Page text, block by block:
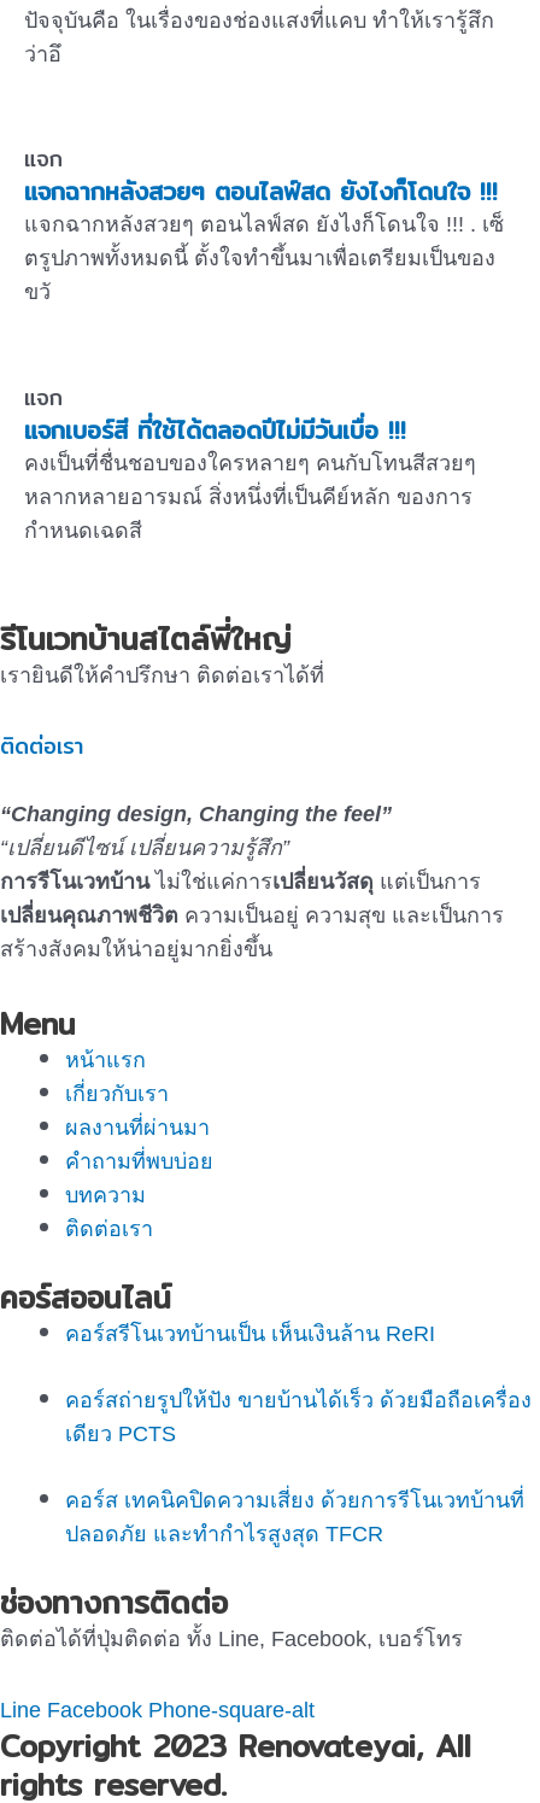
ปัจจุบันคือ ในเรื่องของช่องแสงที่แคบ ทำให้เรารู้สึก
ว่าอึ
แจก
แจกฉากหลังสวยๆ ตอนไลฟ์สด ยังไงก็โดนใจ !!!
แจกฉากหลังสวยๆ ตอนไลฟ์สด ยังไงก็โดนใจ !!! . เซ็
ตรูปภาพทั้งหมดนี้ ตั้งใจทำขึ้นมาเพื่อเตรียมเป็นของ
ขวั
แจก
แจกเบอร์สี ที่ใช้ได้ตลอดปีไม่มีวันเบื่อ !!!
คงเป็นที่ชื่นชอบของใครหลายๆ คนกับโทนสีสวยๆ
หลากหลายอารมณ์ สิ่งหนึ่งที่เป็นคีย์หลัก ของการ
กำหนดเฉดสี
รีโนเวทบ้านสไตล์พี่ใหญ่
เรายินดีให้คำปรึกษา ติดต่อเราได้ที่
ติดต่อเรา
“Changing design, Changing the feel”
“เปลี่ยนดีไซน์ เปลี่ยนความรู้สึก”
การรีโนเวทบ้านไม่ใช่แค่การเปลี่ยนวัสดุ แต่เป็นการ
เปลี่ยนคุณภาพชีวิต ความเป็นอยู่ ความสุข และเป็นการ
สร้างสังคมให้น่าอยู่มากยิ่งขึ้น
Menu
หน้าแรก
เกี่ยวกับเรา
ผลงานที่ผ่านมา
คำถามที่พบบ่อย
บทความ
ติดต่อเรา
คอร์สออนไลน์
คอร์สรีโนเวทบ้านเป็น เห็นเงินล้าน ReRI
คอร์สถ่ายรูปให้ปัง ขายบ้านได้เร็ว ด้วยมือถือเครื่อง
เดียว PCTS
คอร์ส เทคนิคปิดความเสี่ยง ด้วยการรีโนเวทบ้านที่
ปลอดภัย และทำกำไรสูงสุด TFCR
ช่องทางการติดต่อ
ติดต่อได้ที่ปุ่มติดต่อ ทั้ง Line, Facebook, เบอร์โทร
Line Facebook Phone-square-alt
Copyright 2023 Renovateyai, All
rights reserved.